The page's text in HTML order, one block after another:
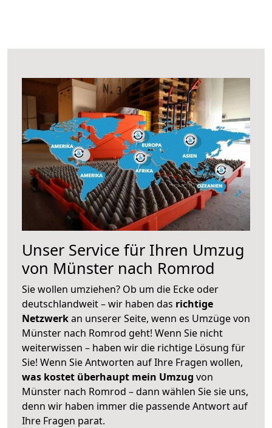
Unser Service für Ihren Umzug
von Münster nach Romrod
Sie wollen umziehen? Ob um die Ecke oder
deutschlandweit – wir haben das richtige
Netzwerkan unserer Seite, wenn es Umzüge von
Münster nach Romrod geht! Wenn Sie nicht
weiterwissen – haben wir die richtige Lösung für
Sie! Wenn Sie Antworten auf Ihre Fragen wollen,
was kostet überhaupt mein Umzug von
Münster nach Romrod – dann wählen Sie sie uns,
denn wir haben immer die passende Antwort auf
Ihre Fragen parat.